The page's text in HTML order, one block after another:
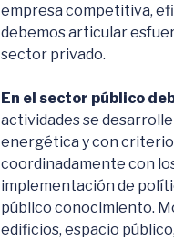
empresa competitiva,
debemos articular
sector privado.
En el sector público
actividades se
energética y con
coordinadamente con
implementación de
público conocimiento.
edificios, espacio